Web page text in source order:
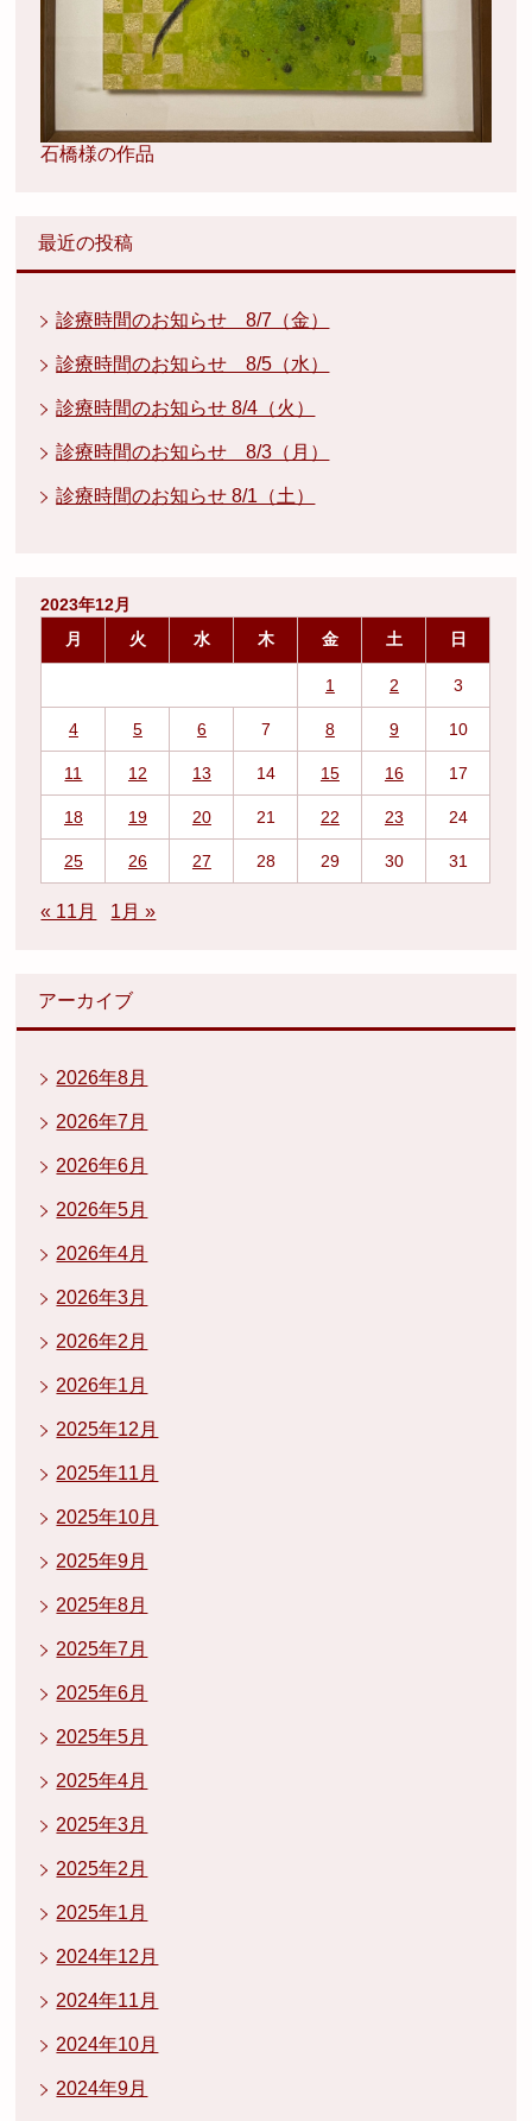
石橋様の作品
最近の投稿
診療時間のお知らせ 8/7（金）
診療時間のお知らせ 8/5（水）
診療時間のお知らせ 8/4（火）
診療時間のお知らせ 8/3（月）
診療時間のお知らせ 8/1（土）
2023年12月
月
火 水 木 金 土 日
1 2 3
4 5 6 7 8 9 10
11 12 13 14 15 16 17
18 19 20 21 22 23 24
25 26 27 28 29 30 31
« 11月 1月 »
アーカイブ
2026年8月
2026年7月
2026年6月
2026年5月
2026年4月
2026年3月
2026年2月
2026年1月
2025年12月
2025年11月
2025年10月
2025年9月
2025年8月
2025年7月
2025年6月
2025年5月
2025年4月
2025年3月
2025年2月
2025年1月
2024年12月
2024年11月
2024年10月
2024年9月